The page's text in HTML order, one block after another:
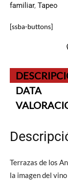
familiar, Tapeo
[ssba-buttons]
DATA
Terrazas de los
la imagen del